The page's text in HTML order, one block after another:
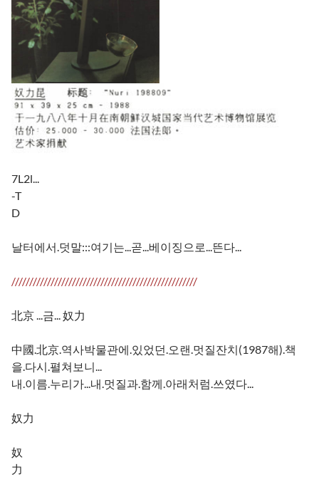
7L2l...
-T
D
날터에서.덧말:::여기는...곧...베이징으로...뜬다...
////////////////////////////////////////////////////
北京 ...금... 奴力
中國.北京.역사박물관에.있었던.오랜.멋질잔치(1987해).책
을.다시.펼쳐보니...
내.이름.누리가...내.멋질과.함께.아래처럼.쓰였다...
奴力
奴
力